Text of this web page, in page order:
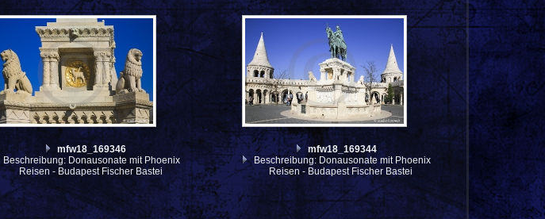
mfw18_169346
Beschreibung: Donausonate mit Phoenix
Reisen - Budapest Fischer Bastei
mfw18_169344
Beschreibung: Donausonate mit Phoenix
Reisen - Budapest Fischer Bastei